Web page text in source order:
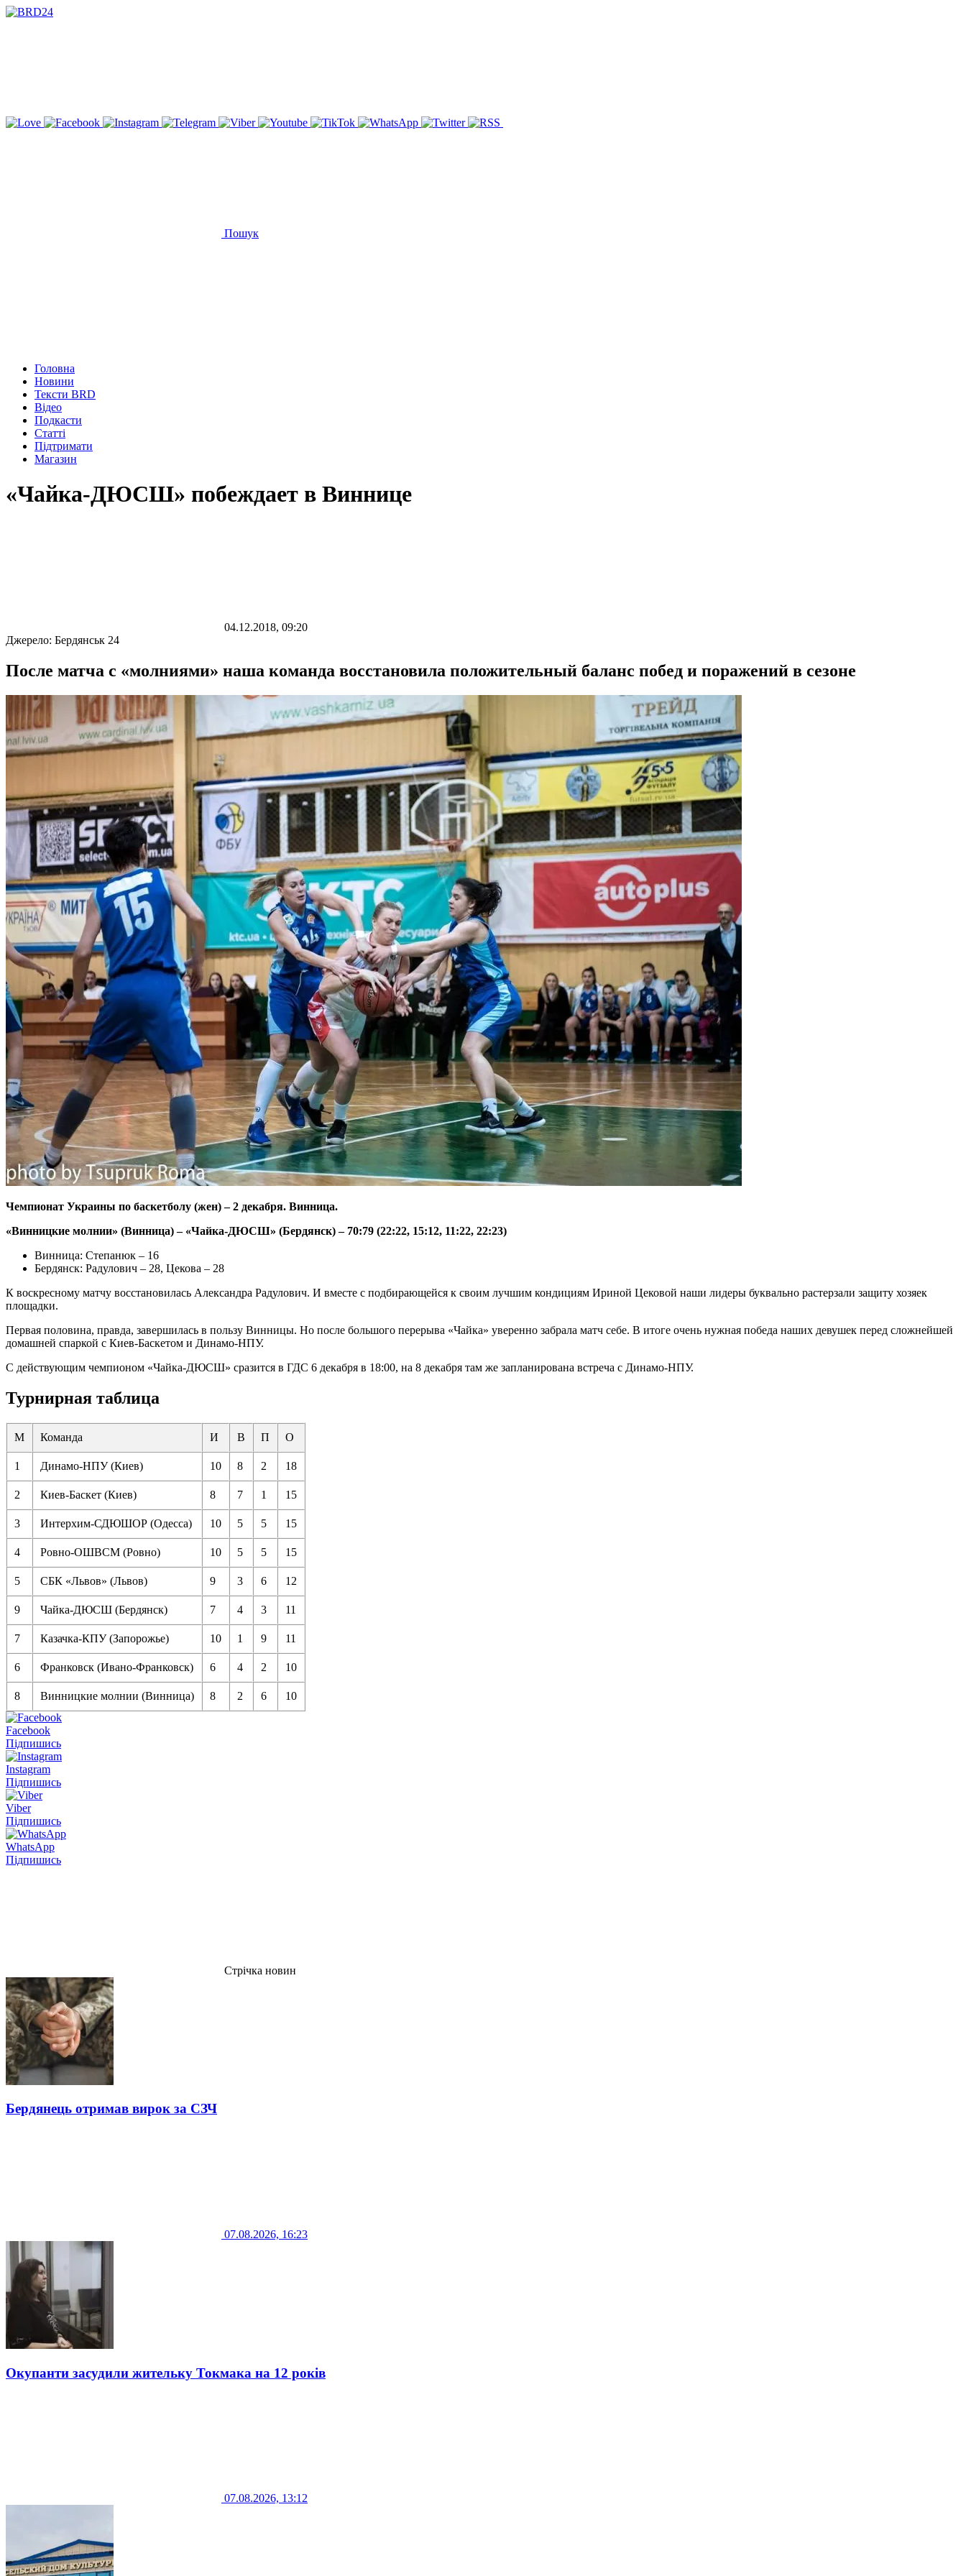
Пошук
Головна
Новини
Тексти BRD
Відео
Подкасти
Статті
Підтримати
Магазин
«Чайка-ДЮСШ» побеждает в Виннице
04.12.2018, 09:20
Джерело: Бердянськ 24
После матча с «молниями» наша команда восстановила положительный баланс побед и поражений в сезоне
Чемпионат Украины по баскетболу (жен) –2 декабря. Винница.
«Винницкие молнии» (Винница) – «Чайка-ДЮСШ» (Бердянск) – 70:79 (22:22, 15:12, 11:22, 22:23)
Винница: Степанюк – 16
Бердянск: Радулович – 28, Цекова – 28
К воскресному матчу восстановилась Александра Радулович. И вместе с подбирающейся к своим лучшим кондициям Ириной Цековой наши лидеры буквально растерзали защиту хозяек
площадки.
Первая половина, правда, завершилась в пользу Винницы. Но после большого перерыва «Чайка» уверенно забрала матч себе. В итоге очень нужная победа наших девушек перед сложнейшей
домашней спаркой с Киев-Баскетом и Динамо-НПУ.
С действующим чемпионом «Чайка-ДЮСШ» сразится в ГДС 6 декабря в 18:00, на 8 декабря там же запланирована встреча с Динамо-НПУ.
Турнирная таблица
М Команда И В П О
1 Динамо-НПУ (Киев) 10 8 2 18
2 Киев-Баскет (Киев) 8 7 1 15
3 Интерхим-СДЮШОР (Одесса) 10 5 5 15
4 Ровно-ОШВСМ (Ровно) 10 5 5 15
5 СБК «Львов» (Львов) 9 3 6 12
9 Чайка-ДЮСШ (Бердянск) 7 4 3 11
7 Казачка-КПУ (Запорожье) 10 1 9 11
6 Франковск (Ивано-Франковск) 6 4 2 10
8 Винницкие молнии (Винница) 8 2 6 10
Facebook
Підпишись
Instagram
Підпишись
Viber
Підпишись
WhatsApp
Підпишись
Стрічка новин
Бердянець отримав вирок за СЗЧ
07.08.2026, 16:23
Окупанти засудили жительку Токмака на 12 років
07.08.2026, 13:12